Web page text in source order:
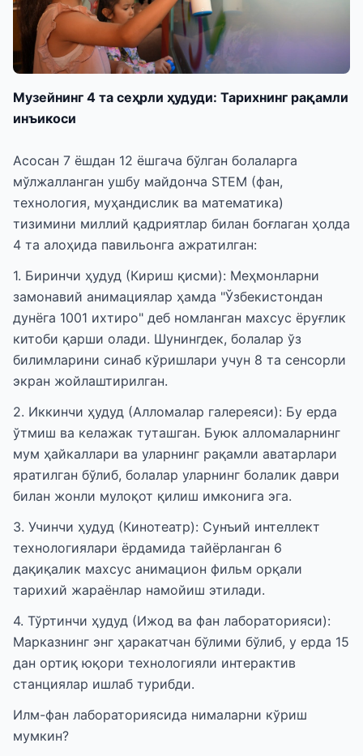
Музейнинг 4 та сеҳрли ҳудуди: Тарихнинг рақамли
инъикоси
Асосан 7 ёшдан 12 ёшгача бўлган болаларга
мўлжалланган ушбу майдонча STEM (фан,
технология, муҳандислик ва математика)
тизимини миллий қадриятлар билан боғлаган ҳолда
4 та алоҳида павильонга ажратилган:
1. Биринчи ҳудуд (Кириш қисми): Меҳмонларни
замонавий анимациялар ҳамда "Ўзбекистондан
дунёга 1001 ихтиро" деб номланган махсус ёруғлик
китоби қарши олади. Шунингдек, болалар ўз
билимларини синаб кўришлари учун 8 та сенсорли
экран жойлаштирилган.
2. Иккинчи ҳудуд (Алломалар галереяси): Бу ерда
ўтмиш ва келажак туташган. Буюк алломаларнинг
мум ҳайкаллари ва уларнинг рақамли аватарлари
яратилган бўлиб, болалар уларнинг болалик даври
билан жонли мулоқот қилиш имконига эга.
3. Учинчи ҳудуд (Кинотеатр): Сунъий интеллект
технологиялари ёрдамида тайёрланган 6
дақиқалик махсус анимацион фильм орқали
тарихий жараёнлар намойиш этилади.
4. Тўртинчи ҳудуд (Ижод ва фан лабораторияси):
Марказнинг энг ҳаракатчан бўлими бўлиб, у ерда 15
дан ортиқ юқори технологияли интерактив
станциялар ишлаб турибди.
Илм-фан лабораториясида нималарни кўриш
мумкин?